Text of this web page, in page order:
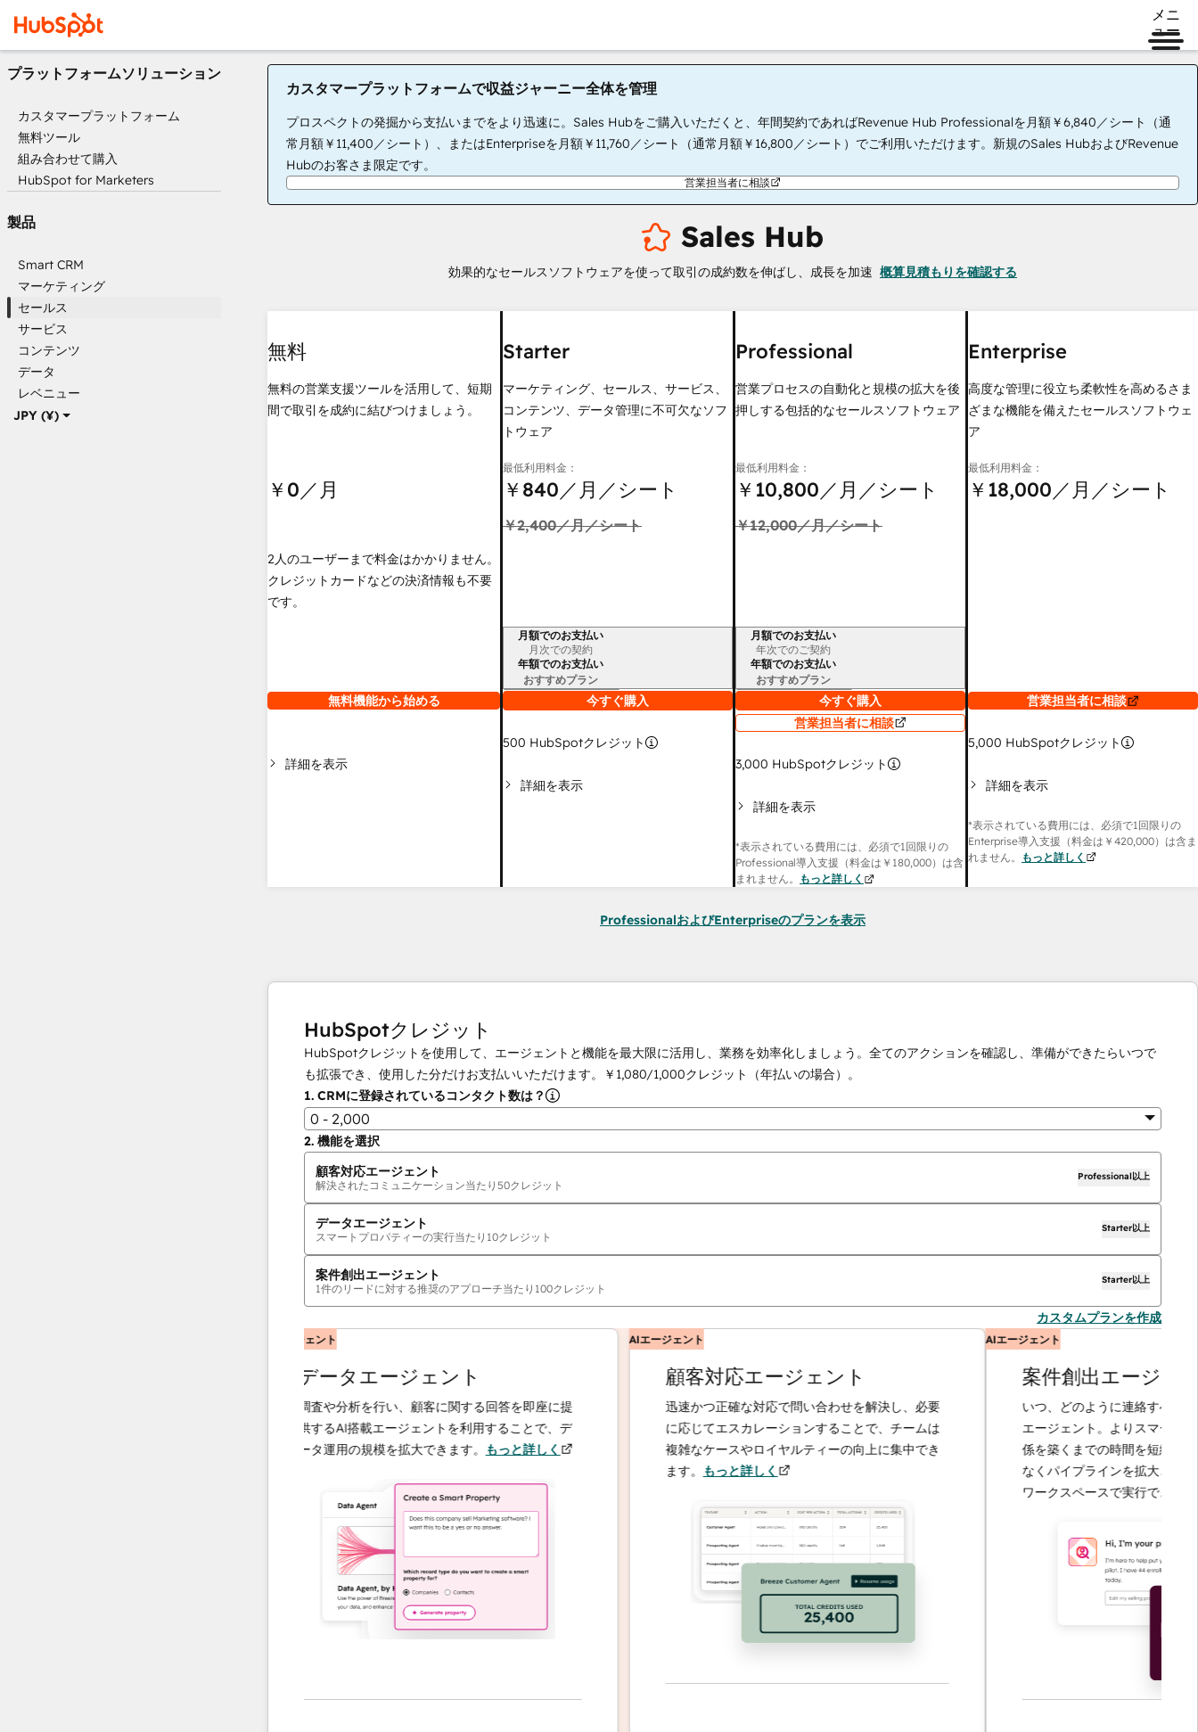
メニ
ュー
JPY (¥)
プラットフォームソリューション
カスタマープラットフォーム
無料ツール
組み合わせて購入
HubSpot for Marketers
製品
Smart CRM
マーケティング
セールス
サービス
コンテンツ
データ
レベニュー
カスタマープラットフォームで収益ジャーニー全体を管理
プロスペクトの発掘から支払いまでをより迅速に。Sales Hubをご購入いただくと、年間契約であればRevenue Hub Professionalを月額￥6,840／シート（通
常月額￥11,400／シート）、またはEnterpriseを月額￥11,760／シート（通常月額￥16,800／シート）でご利用いただけます。新規のSales HubおよびRevenue
Hubのお客さま限定です。
営業担当者に相談
Sales Hub
効果的なセールスソフトウェアを使って取引の成約数を伸ばし、成長を加速 概算見積もりを確認する
無料
無料の営業支援ツールを活用して、短期
間で取引を成約に結びつけましょう。
￥0／月
2人のユーザーまで料金はかかりません。
クレジットカードなどの決済情報も不要
です。
無料機能から始める
詳細を表示
Starter
マーケティング、セールス、サービス、
コンテンツ、データ管理に不可欠なソフ
トウェア
最低利用料金：
￥840／月／シート
￥2,400／月／シート
請求期間
月額でのお支払い
月次での契約
年額でのお支払い
おすすめプラン
今すぐ購入
500 HubSpotクレジット
詳細を表示
Professional
営業プロセスの自動化と規模の拡大を後
押しする包括的なセールスソフトウェア
最低利用料金：
￥10,800／月／シート
￥12,000／月／シート
請求期間
月額でのお支払い
年次でのご契約
年額でのお支払い
おすすめプラン
今すぐ購入
営業担当者に相談
3,000 HubSpotクレジット
詳細を表示
*表示されている費用には、必須で1回限りの
Professional導入支援（料金は ￥180,000）は含
まれません。
もっと詳しく
Enterprise
高度な管理に役立ち柔軟性を高めるさま
ざまな機能を備えたセールスソフトウェ
ア
最低利用料金：
￥18,000／月／シート
営業担当者に相談
5,000 HubSpotクレジット
詳細を表示
*表示されている費用には、必須で1回限りの
Enterprise導入支援（料金は ￥420,000）は含ま
れません。
もっと詳しく
ProfessionalおよびEnterpriseのプランを表示
HubSpotクレジット
HubSpotクレジットを使用して、エージェントと機能を最大限に活用し、業務を効率化しましょう。全てのアクションを確認し、準備ができたらいつで
も拡張でき、使用した分だけお支払いいただけます。
￥1,080/1,000クレジット（年払いの場合）。
1. CRMに登録されているコンタクト数は？
0 - 2,000
2. 機能を選択
顧客対応エージェント
解決されたコミュニケーション当たり 50クレジット
Professional以上
データエージェント
スマートプロパティーの実行当たり 10クレジット
Starter以上
案件創出エージェント
1件のリードに対する推奨のアプローチ当たり 100クレジット
Starter以上
カスタムプランを作成
データエージェント
調査や分析を行い、顧客に関する回答を即座に提
供するAI搭載エージェントを利用することで、デ
ータ運用の規模を拡大できます。もっと詳しく
AIエージェント
顧客対応エージェント
迅速かつ正確な対応で問い合わせを解決し、必要
に応じてエスカレーションすることで、チームは
複雑なケースやロイヤルティーの向上に集中でき
もっと詳しく
AIエージェント
案件創出エージェント
いつ、どのように連絡すべきかを把握
エージェント。よりスマートに案件創
係を築くまでの時間を短縮、担当者を
なくパイプラインを拡大といった作業
ワークスペースで実行できます。もっ